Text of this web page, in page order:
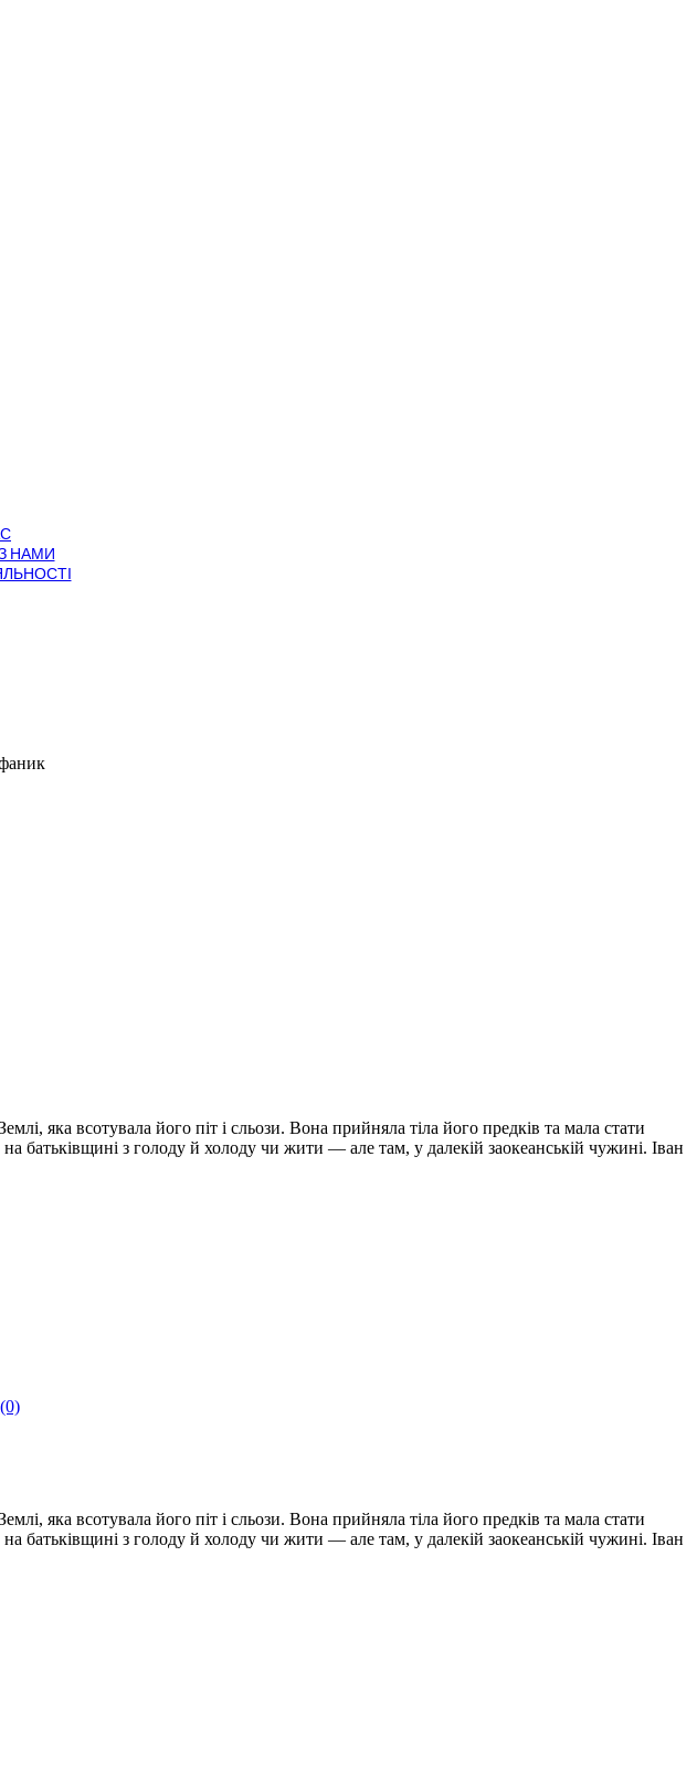
НАМИ
яка всотувала його піт і сльози. Вона прийняла тіла його предків та мала стати
батьківщині з голоду й холоду чи жити — але там, у далекій заокеанській чужині. Іван
яка всотувала його піт і сльози. Вона прийняла тіла його предків та мала стати
батьківщині з голоду й холоду чи жити — але там, у далекій заокеанській чужині. Іван